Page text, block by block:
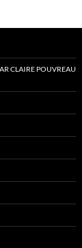
CLAIRE POUVREAU